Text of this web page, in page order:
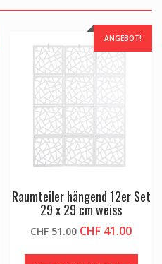
ANGEBOT!
Raumteiler hängend 12er Set
29 x 29 cm weiss
CHF51.00 Ursprünglicher
CHF 41.00